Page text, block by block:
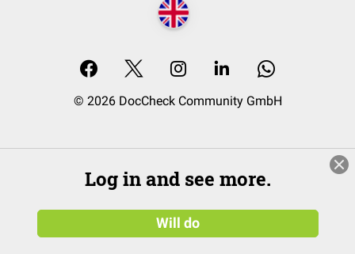
© 2026 DocCheck Community GmbH
Log in and see more.
Will do